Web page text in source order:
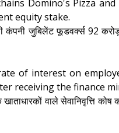
Domino's Pizza
equity stake.
जुबिलेंट फूडवर्क्स 92
of interest on
receiving the finance
वाले सेवानिवृत्ति कोष